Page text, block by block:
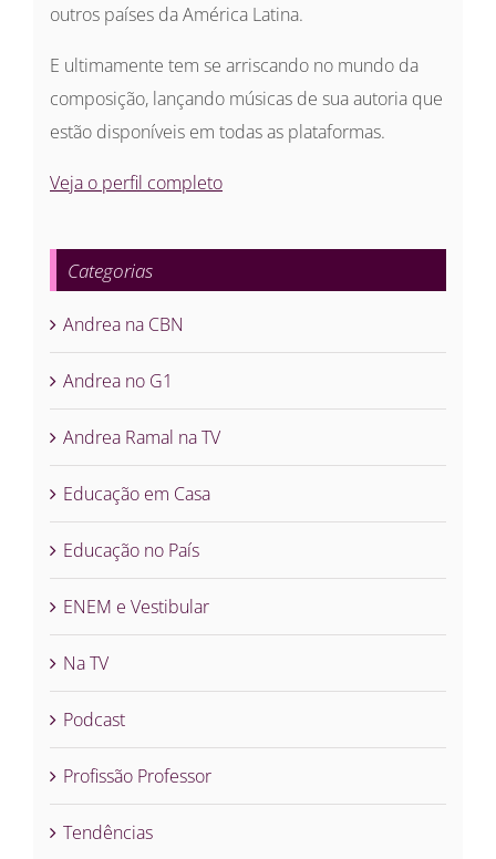
outros países da América Latina.
E ultimamente tem se arriscando no mundo da
composição, lançando músicas de sua autoria que
estão disponíveis em todas as plataformas.
Veja o perfil completo
Categorias
Andrea na CBN
Andrea no G1
Andrea Ramal na TV
Educação em Casa
Educação no País
ENEM e Vestibular
Na TV
Podcast
Profissão Professor
Tendências